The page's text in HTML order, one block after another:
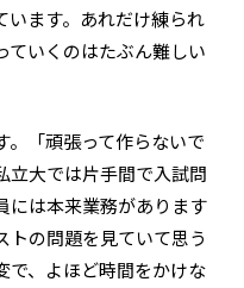
います。あれだけ練られ
ていくのはたぶん難しい
「頑張って作らないで
立大では片手間で入試問
には本来業務があります
トの問題を見ていて思う
で、よほど時間をかけな